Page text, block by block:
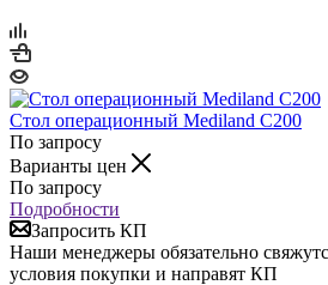
Стол операционный Mediland С200
По запросу
Варианты цен
По запросу
Подробности
Запросить КП
Наши менеджеры обязательно
условия покупки и направят КП